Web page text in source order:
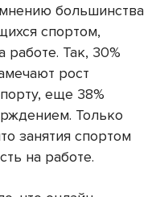
большинства
спортом,
работе. Так, 30%
рост
еще 38%
Только
занятия спортом
на работе.